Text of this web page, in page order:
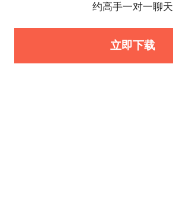
约高手一对一聊天
立即下载